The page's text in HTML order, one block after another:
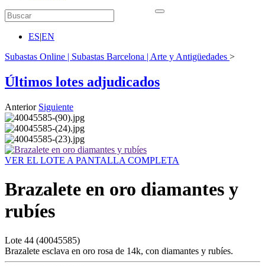
ES|EN
Subastas Online | Subastas Barcelona | Arte y Antigüedades >
Últimos lotes adjudicados
Anterior Siguiente
VER EL LOTE A PANTALLA COMPLETA
Brazalete en oro diamantes y
rubíes
Lote 44 (40045585)
Brazalete esclava en oro rosa de 14k, con diamantes y rubíes.